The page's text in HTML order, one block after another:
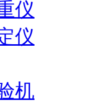
仪
仪
机